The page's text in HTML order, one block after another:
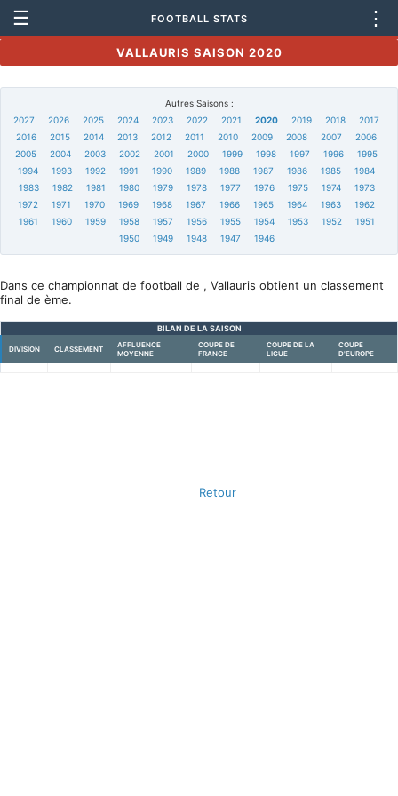
☰ FOOTBALL STATS ⋮
VALLAURIS SAISON 2020
Autres Saisons :
2027
2026 2025 2024 2023 2022 2021 2020 2019 2018
2017
2016
2015 2014 2013 2012 2011 2010 2009 2008 2007
2006
2005
2004 2003 2002 2001 2000 1999 1998 1997 1996
1995
1994
1993 1992 1991 1990 1989 1988 1987 1986 1985
1984
1983
1982 1981 1980 1979 1978 1977 1976 1975 1974
1973
1972
1971 1970 1969 1968 1967 1966 1965 1964 1963
1962
1961
1960 1959 1958 1957 1956 1955 1954 1953 1952
1951
1950
1949 1948 1947 1946
Dans ce championnat de football de , Vallauris obtient un classement
final de ème.
BILAN DE LA SAISON
DIVISION CLASSEMENT
AFFLUENCE
MOYENNE
COUPE DE
FRANCE
COUPE DE LA
LIGUE
COUPE
D'EUROPE
Retour